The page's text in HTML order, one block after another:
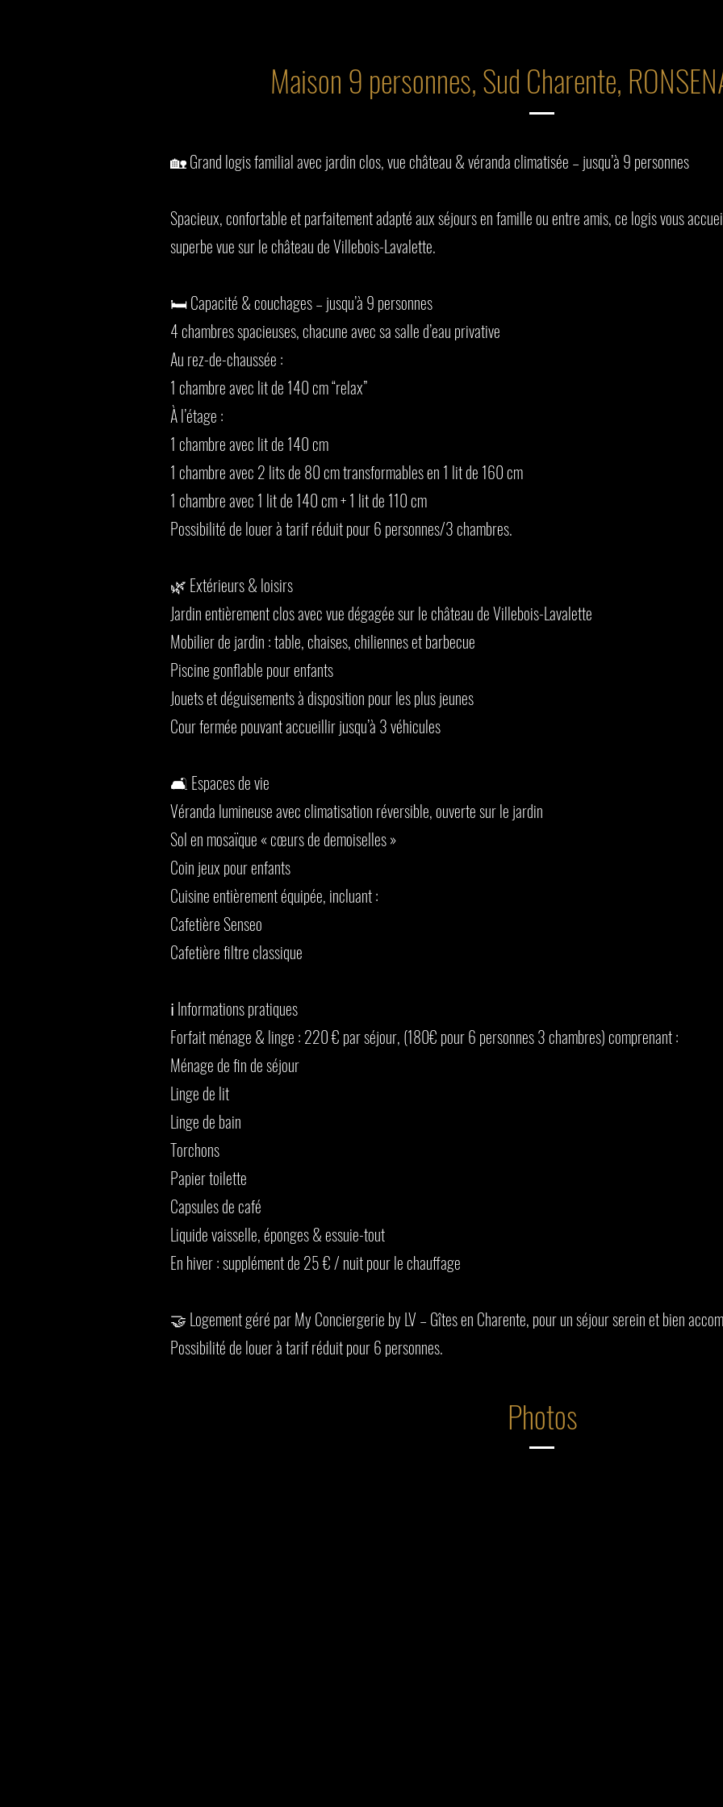
Maison 9 personnes, Sud Charente,
🏡 Grand logis familial avec jardin clos, vue château & véranda climatisée – jusqu’à 9 personnes
Spacieux, confortable et parfaitement adapté aux séjours en famille ou entre amis, ce logis vous
superbe vue sur le château de Villebois-Lavalette.
🛏️ Capacité & couchages – jusqu’à 9 personnes
4 chambres spacieuses, chacune avec sa salle d’eau privative
Au rez-de-chaussée :
1 chambre avec lit de 140 cm “relax”
À l’étage :
1 chambre avec lit de 140 cm
1 chambre avec 2 lits de 80 cm transformables en 1 lit de 160 cm
1 chambre avec 1 lit de 140 cm + 1 lit de 110 cm
Possibilité de louer à tarif réduit pour 6 personnes/3 chambres.
🌿 Extérieurs & loisirs
Jardin entièrement clos avec vue dégagée sur le château de Villebois-Lavalette
Mobilier de jardin : table, chaises, chiliennes et barbecue
Piscine gonflable pour enfants
Jouets et déguisements à disposition pour les plus jeunes
Cour fermée pouvant accueillir jusqu’à 3 véhicules
🛋️ Espaces de vie
Véranda lumineuse avec climatisation réversible, ouverte sur le jardin
Sol en mosaïque « cœurs de demoiselles »
Coin jeux pour enfants
Cuisine entièrement équipée, incluant :
Cafetière Senseo
Cafetière filtre classique
ℹ️ Informations pratiques
Forfait ménage & linge : 220 € par séjour, (180€ pour 6 personnes 3 chambres) comprenant :
Ménage de fin de séjour
Linge de lit
Linge de bain
Torchons
Papier toilette
Capsules de café
Liquide vaisselle, éponges & essuie-tout
En hiver : supplément de 25 € / nuit pour le chauffage
🤝 Logement géré par My Conciergerie by LV – Gîtes en Charente, pour un séjour serein et bien
Possibilité de louer à tarif réduit pour 6 personnes.
Photos